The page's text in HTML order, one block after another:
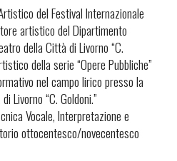
del Festival Internazionale
artistico del Dipartimento
della Città di Livorno “C.
della serie “Opere Pubbliche”
nel campo lirico presso la
Livorno “C. Goldoni.”
Vocale, Interpretazione e
ottocentesco/novecentesco